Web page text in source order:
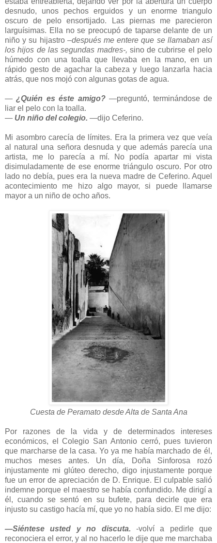
desnudo, unos pechos erguidos y un enorme triangulo
oscuro de pelo ensortijado. Las piernas me parecieron
larguísimas. Ella no se preocupó de taparse delante de un
niño y su hijastro –después me entere que se llamaban así
los hijos de las segundas madres-, sino de cubrirse el pelo
húmedo con una toalla que llevaba en la mano, en un
rápido gesto de agachar la cabeza y luego lanzarla hacia
atrás, que nos mojó con algunas gotas de agua.
―¿Quién es éste amigo?―preguntó, terminándose de
liar el pelo con la toalla.
― Un niño del colegio. ―dijo Ceferino.
Mi asombro carecía de límites. Era la primera vez que veía
al natural una señora desnuda y que además parecía una
artista, me lo parecía a mí. No podía apartar mi vista
disimuladamente de ese enorme triángulo oscuro. Por otro
lado no debía, pues era la nueva madre de Ceferino. Aquel
acontecimiento me hizo algo mayor, si puede llamarse
mayor a un niño de ocho años.
Cuesta de Peramato desde Alta de Santa Ana
Por razones de la vida y de determinados intereses
económicos, el Colegio San Antonio cerró, pues tuvieron
que marcharse de la casa. Yo ya me había marchado de él,
muchos meses antes. Un día, Doña Sinforosa rozó
injustamente mi glúteo derecho, digo injustamente porque
fue un error de apreciación de D. Enrique. El culpable salió
indemne porque el maestro se había confundido. Me dirigí a
él, cuando se sentó en su bufete, para decirle que era
injusto su castigo hacía mí, que yo no había sido. El me dijo:
―Siéntese usted y no discuta. -volví a pedirle que
reconociera el error, y al no hacerlo le dije que me marchaba